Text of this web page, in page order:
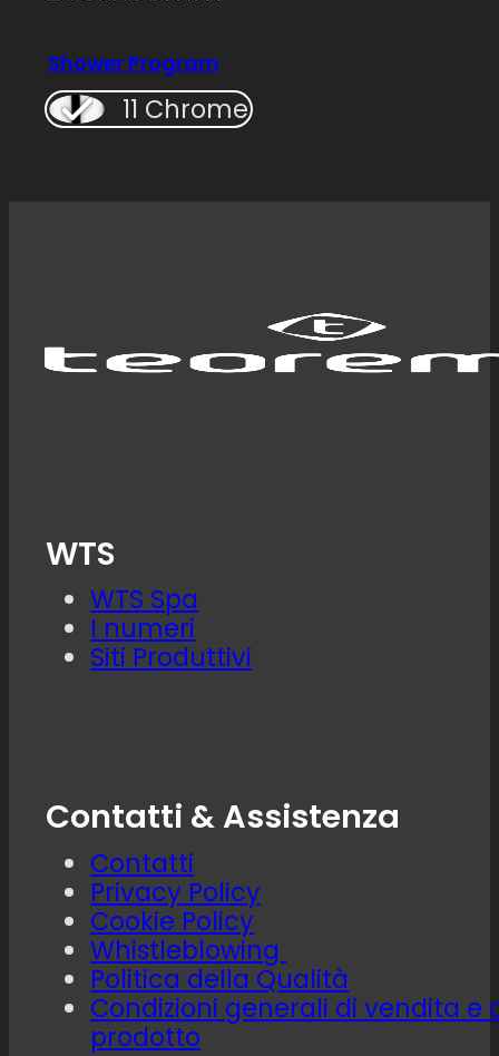
Shower Program
WTS
WTS Spa
I numeri
Siti Produttivi
Contatti & Assistenza
Contatti
Privacy Policy
Cookie Policy
Whistleblowing
Politica della Qualità
Condizioni generali di vendita e
prodotto